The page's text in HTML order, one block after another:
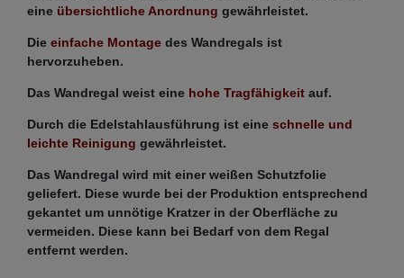
eine übersichtliche Anordnung gewährleistet.
Die einfache Montage des Wandregals ist
hervorzuheben.
Das Wandregal weist eine hohe Tragfähigkeit auf.
Durch die Edelstahlausführung ist eine schnelle und
leichte Reinigung gewährleistet.
Das Wandregal wird mit einer weißen Schutzfolie
geliefert. Diese wurde bei der Produktion entsprechend
gekantet um unnötige Kratzer in der Oberfläche zu
vermeiden. Diese kann bei Bedarf von dem Regal
entfernt werden.